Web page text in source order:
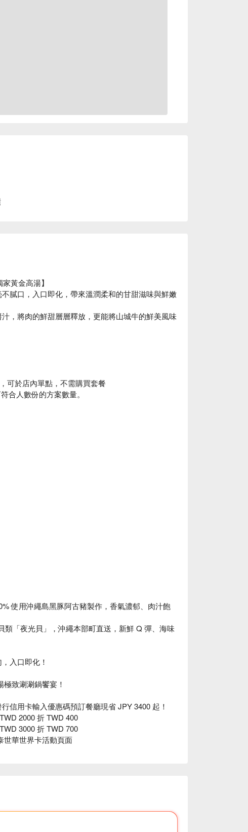
黃金高湯】
膩口，入口即化，帶來溫潤柔和的甘甜滋味與鮮嫩
，將肉的鮮甜層層釋放，更能將山城牛的鮮美風味
可於店內單點，不需購買套餐
合人數份的方案數量。
使用沖繩島黑豚阿古豬製作，香氣濃郁、肉汁飽
類「夜光貝」，沖繩本部町直送，新鮮 Q 彈、海味
入口即化！
致涮涮鍋饗宴！
信用卡輸入優惠碼預訂餐廳現省 JPY 3400 起！
2000 折 TWD 400
3000 折 TWD 700
華世界卡活動頁面